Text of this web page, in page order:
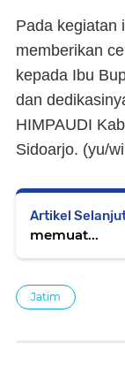
Pada kegiatan
memberikan
kepada Ibu
dan
HIMPAUDI
Sidoarjo. (yu/
Artikel
memuat...
Jatim